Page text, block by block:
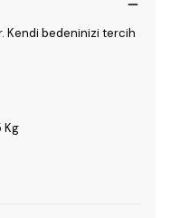
Kendi bedeninizi tercih
Kg